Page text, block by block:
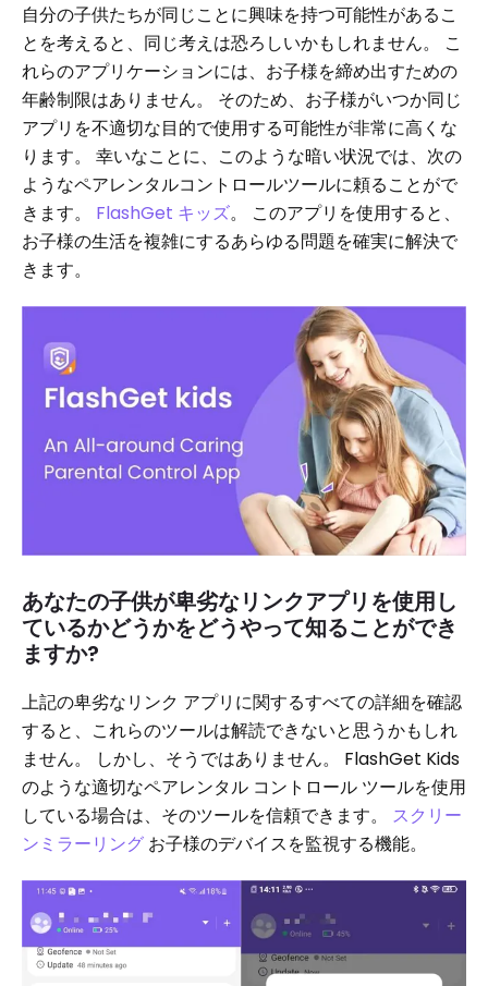
自分の子供たちが同じことに興味を持つ可能性があるこ
とを考えると、同じ考えは恐ろしいかもしれません。 こ
れらのアプリケーションには、お子様を締め出すための
年齢制限はありません。 そのため、お子様がいつか同じ
アプリを不適切な目的で使用する可能性が非常に高くな
ります。 幸いなことに、このような暗い状況では、次の
ようなペアレンタルコントロールツールに頼ることがで
きます。 FlashGet キッズ。 このアプリを使用すると、
お子様の生活を複雑にするあらゆる問題を確実に解決で
きます。
あなたの子供が卑劣なリンクアプリを使用し
ているかどうかをどうやって知ることができ
ますか?
上記の卑劣なリンク アプリに関するすべての詳細を確認
すると、これらのツールは解読できないと思うかもしれ
ません。 しかし、そうではありません。 FlashGet Kids
のような適切なペアレンタル コントロール ツールを使用
している場合は、そのツールを信頼できます。 スクリー
ンミラーリング お子様のデバイスを監視する機能。